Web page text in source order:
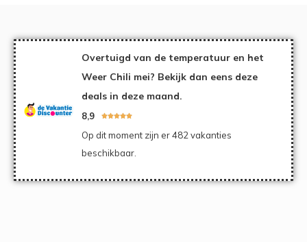
Overtuigd van de temperatuur en het
Weer Chili mei? Bekijk dan eens deze
deals in deze maand.
8,9 
Op dit moment zijn er 482 vakanties
beschikbaar.